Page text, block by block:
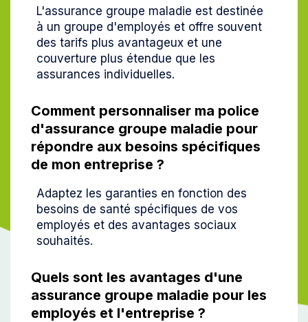
L'assurance groupe maladie est destinée
à un groupe d'employés et offre souvent
des tarifs plus avantageux et une
couverture plus étendue que les
assurances individuelles.
Comment personnaliser ma police
d'assurance groupe maladie pour
répondre aux besoins spécifiques
de mon entreprise ?
Adaptez les garanties en fonction des
besoins de santé spécifiques de vos
employés et des avantages sociaux
souhaités.
Quels sont les avantages d'une
assurance groupe maladie pour les
employés et l'entreprise ?